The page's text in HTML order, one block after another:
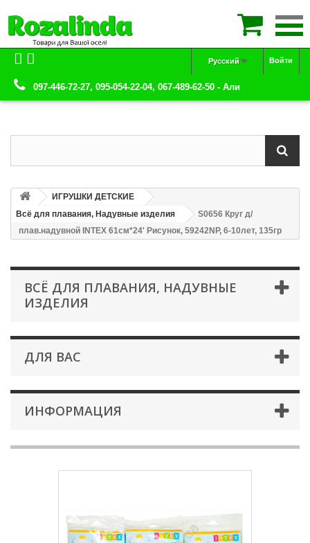
Войти
Русский
097-446-72-27, 095-054-22-04, 067-489-62-50 - Али
ИГРУШКИ ДЕТСКИЕ
Всё для плавания, Надувные изделия
S0656 Круг д/
плав.надувной INTEX 61см*24' Рисунок, 59242NP, 6-10лет, 135гр
ВСЁ ДЛЯ ПЛАВАНИЯ, НАДУВНЫЕ
ИЗДЕЛИЯ
ДЛЯ ВАС
ИНФОРМАЦИЯ
